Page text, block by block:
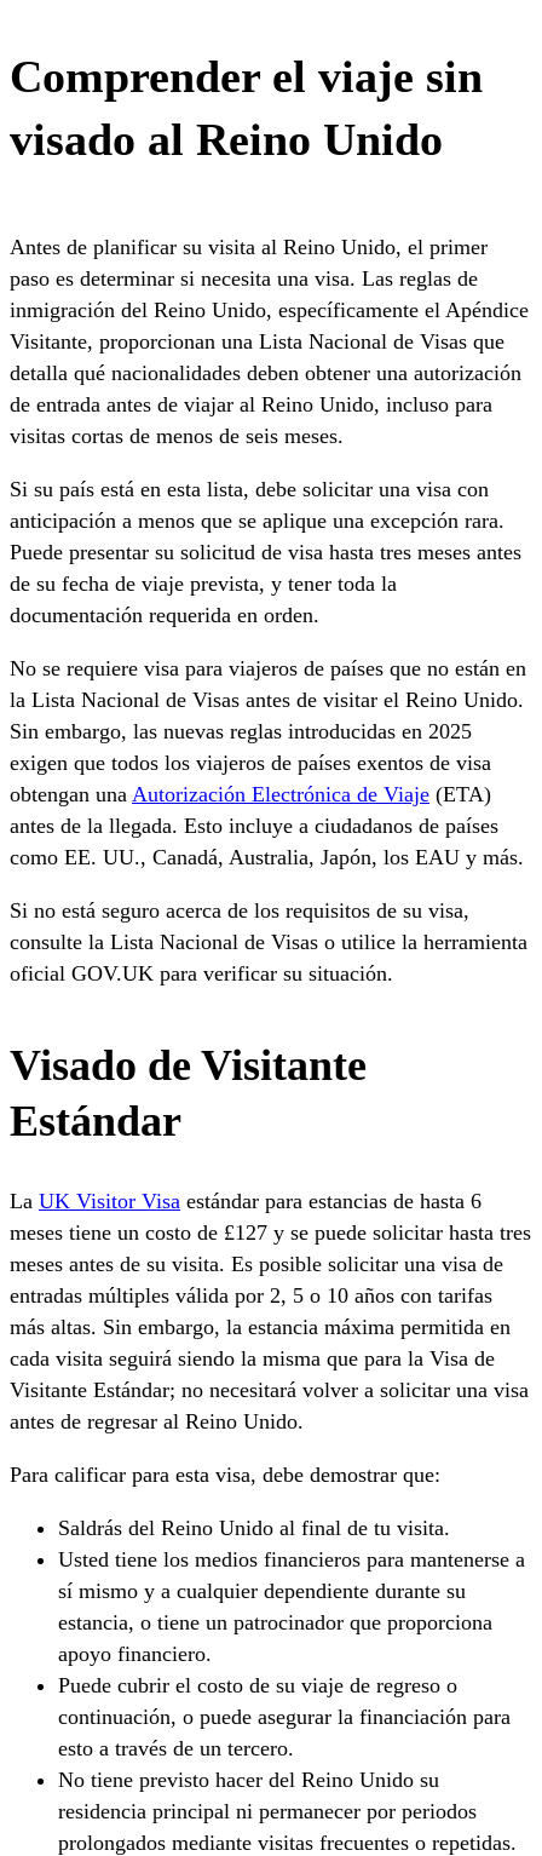
Comprender el viaje sin
visado al Reino Unido
Antes de planificar su visita al Reino Unido, el primer
paso es determinar si necesita una visa. Las reglas de
inmigración del Reino Unido, específicamente el Apéndice
Visitante, proporcionan una Lista Nacional de Visas que
detalla qué nacionalidades deben obtener una autorización
de entrada antes de viajar al Reino Unido, incluso para
visitas cortas de menos de seis meses.
Si su país está en esta lista, debe solicitar una visa con
anticipación a menos que se aplique una excepción rara.
Puede presentar su solicitud de visa hasta tres meses antes
de su fecha de viaje prevista, y tener toda la
documentación requerida en orden.
No se requiere visa para viajeros de países que no están en
la Lista Nacional de Visas antes de visitar el Reino Unido.
Sin embargo, las nuevas reglas introducidas en 2025
exigen que todos los viajeros de países exentos de visa
obtengan una Autorización Electrónica de Viaje (ETA)
antes de la llegada. Esto incluye a ciudadanos de países
como EE. UU., Canadá, Australia, Japón, los EAU y más.
Si no está seguro acerca de los requisitos de su visa,
consulte la Lista Nacional de Visas o utilice la herramienta
oficial GOV.UK para verificar su situación.
Visado de Visitante
Estándar
La UK Visitor Visa estándar para estancias de hasta 6
meses tiene un costo de £127 y se puede solicitar hasta tres
meses antes de su visita. Es posible solicitar una visa de
entradas múltiples válida por 2, 5 o 10 años con tarifas
más altas. Sin embargo, la estancia máxima permitida en
cada visita seguirá siendo la misma que para la Visa de
Visitante Estándar; no necesitará volver a solicitar una visa
antes de regresar al Reino Unido.
Para calificar para esta visa, debe demostrar que:
Saldrás del Reino Unido al final de tu visita.
Usted tiene los medios financieros para mantenerse a
sí mismo y a cualquier dependiente durante su
estancia, o tiene un patrocinador que proporciona
apoyo financiero.
Puede cubrir el costo de su viaje de regreso o
continuación, o puede asegurar la financiación para
esto a través de un tercero.
No tiene previsto hacer del Reino Unido su
residencia principal ni permanecer por periodos
prolongados mediante visitas frecuentes o repetidas.